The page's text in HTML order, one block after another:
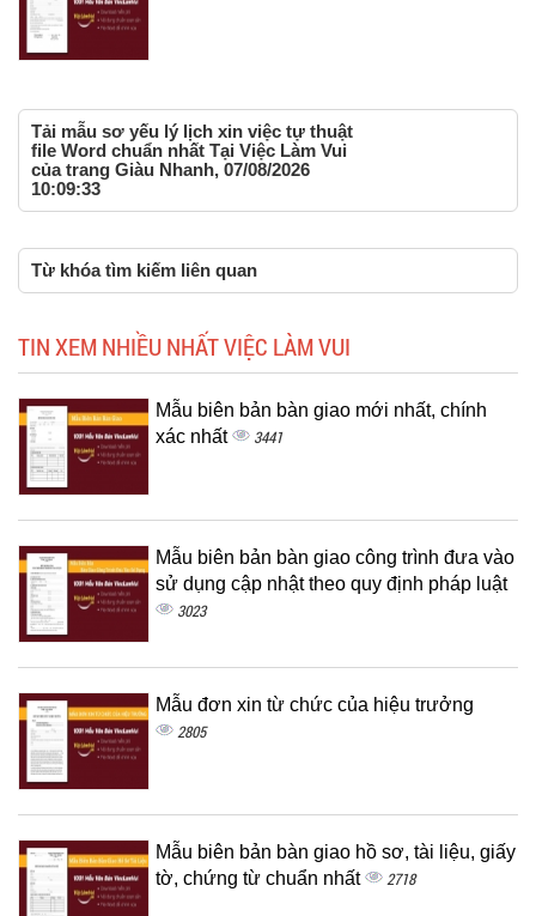
Tải mẫu sơ yếu lý lịch xin việc tự thuật
file Word chuẩn nhất Tại Việc Làm Vui
của trang Giàu Nhanh, 07/08/2026
10:09:33
Từ khóa tìm kiếm liên quan
TIN XEM NHIỀU NHẤT VIỆC LÀM VUI
Mẫu biên bản bàn giao mới nhất, chính
xác nhất
3441
Mẫu biên bản bàn giao công trình đưa vào
sử dụng cập nhật theo quy định pháp luật
3023
Mẫu đơn xin từ chức của hiệu trưởng
2805
Mẫu biên bản bàn giao hồ sơ, tài liệu, giấy
tờ, chứng từ chuẩn nhất
2718